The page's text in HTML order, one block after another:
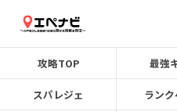
攻略TOP 最強
スパレジェ ラン